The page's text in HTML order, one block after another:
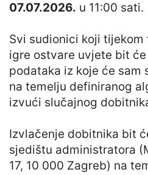
07.07.2026. u 11:00 sati.
Svi sudionici koji tijekom
igre ostvare uvjete bit
podataka iz koje će sam
na temelju definiranog
izvući slučajnog
Izvlačenje dobitnika bit
sjedištu administratora
17, 10 000 Zagreb) na